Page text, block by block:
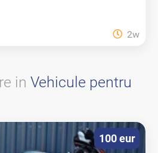
2w
in Vehicule pentru
100 eur